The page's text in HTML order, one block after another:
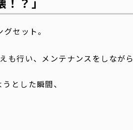
セット。
行い、メンテナンスをしなが
とした瞬間、